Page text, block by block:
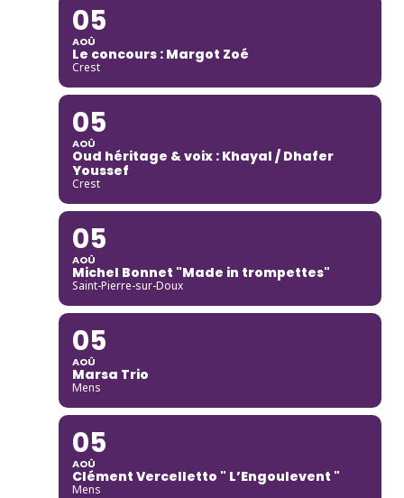
05
AOÛ
Le concours : Margot Zoé
Crest
05
AOÛ
Oud héritage & voix : Khayal / Dhafer
Youssef
Crest
05
AOÛ
Michel Bonnet "Made in trompettes"
Saint-Pierre-sur-Doux
05
AOÛ
Marsa Trio
Mens
05
AOÛ
Clément Vercelletto " L’Engoulevent "
Mens